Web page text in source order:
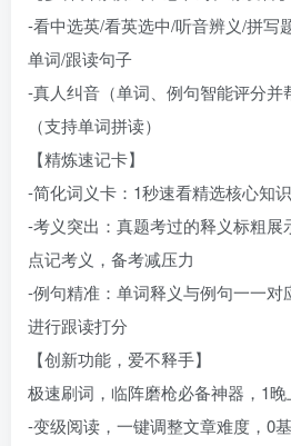
-看中选英/看英选中/听音辨义/拼写
单词/跟读句子
-真人纠音（单词、例句智能评分
（支持单词拼读）
【精炼速记卡】
-简化词义卡：1秒速看精选核心知
-考义突出：真题考过的释义标粗
点记考义，备考减压力
-例句精准：单词释义与例句一一
进行跟读打分
【创新功能，爱不释手】
极速刷词，临阵磨枪必备神器，1晚
-变级阅读，一键调整文章难度，0